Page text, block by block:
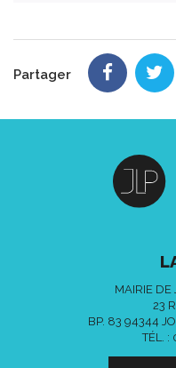
Partager
MAIRIE DE
23
BP. 83 94344
TÉL. :